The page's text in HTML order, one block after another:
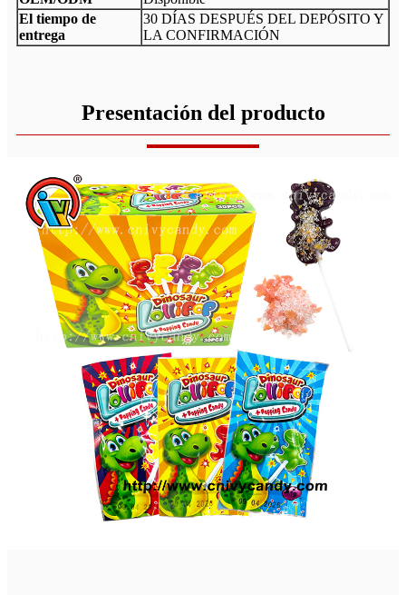
El tiempo de
entrega
30 DÍAS DESPUÉS DEL DEPÓSITO Y
LA CONFIRMACIÓN
Presentación del producto